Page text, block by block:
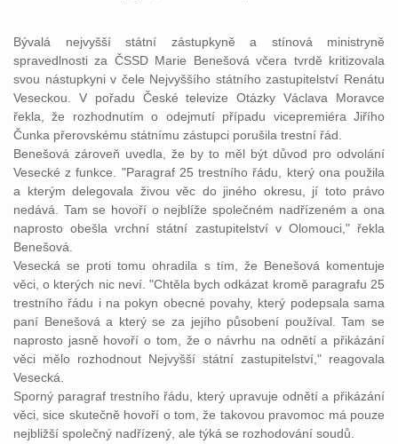
Bývalá nejvyšší státní zástupkyně a stínová ministryně
spravedlnosti za ČSSD Marie Benešová včera tvrdě kritizovala
svou nástupkyni v čele Nejvyššího státního zastupitelství Renátu
Veseckou. V pořadu České televize Otázky Václava Moravce
řekla, že rozhodnutím o odejmutí případu vicepremiéra Jiřího
Čunka přerovskému státnímu zástupci porušila trestní řád.
Benešová zároveň uvedla, že by to měl být důvod pro odvolání
Vesecké z funkce. "Paragraf 25trestního řádu, který ona použila
a kterým delegovala živou věc do jiného okresu, jí toto právo
nedává. Tam se hovoří o nejblíže společném nadřízeném a ona
naprosto obešla vrchnístátní zastupitelstvív Olomouci," řekla
Benešová.
Vesecká se proti tomu ohradila s tím, že Benešová komentuje
věci, o kterých nic neví. "Chtěla bych odkázat kromě paragrafu 25
trestního řádu i na pokyn obecné povahy, který podepsala sama
paní Benešová a který se za jejího působení používal. Tam se
naprosto jasně hovoří o tom, že o návrhu na odnětí a přikázání
věci mělo rozhodnout Nejvyšší státní zastupitelství ," reagovala
Vesecká.
Sporný paragraf trestníhořádu, který upravuje odnětí a přikázání
věci, sice skutečně hovoří o tom, že takovou pravomoc má pouze
nejbližší společný nadřízený, ale týká se rozhodování soudů